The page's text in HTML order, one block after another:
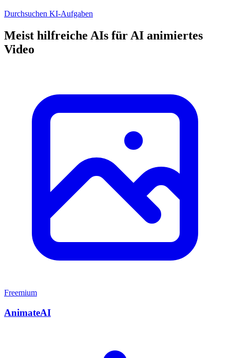
Durchsuchen KI-Aufgaben
Meist hilfreiche AIs für AI animiertes
Video
Freemium
AnimateAI